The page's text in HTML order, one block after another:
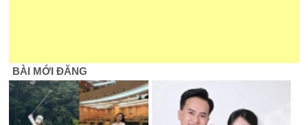
BÀI MỚI ĐĂNG